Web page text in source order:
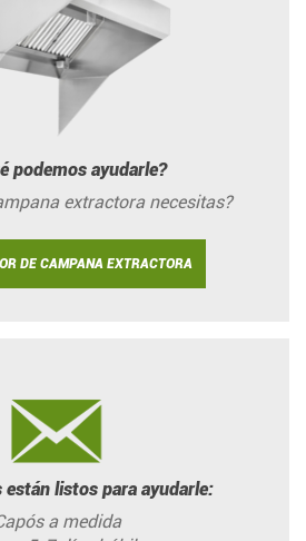
podemos ayudarle?
extractora necesitas?
DE CAMPANA EXTRACTORA
están listos para ayudarle:
a medida